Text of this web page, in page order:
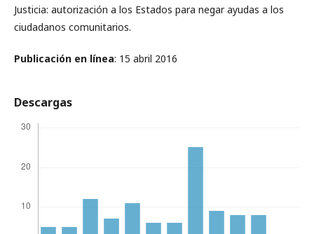
Justicia: autorización a los Estados para negar ayudas a los
ciudadanos comunitarios.
Publicación en línea: 15 abril 2016
Descargas